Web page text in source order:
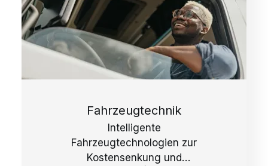
Fahrzeugtechnik
Intelligente
Fahrzeugtechnologien zur
Kostensenkung und